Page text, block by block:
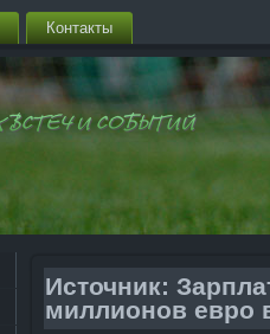
Контакты
Источник:
миллионов евро